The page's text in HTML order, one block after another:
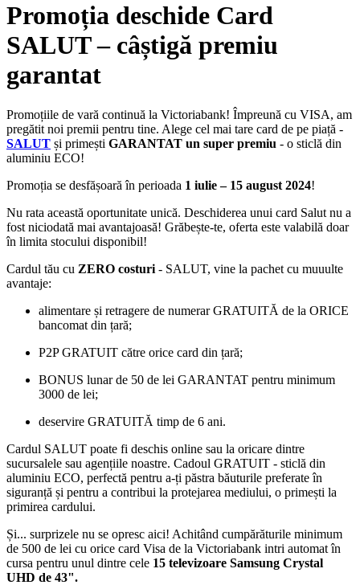
Promoția deschide Card
SALUT – câștigă premiu
garantat
Promoțiile de vară continuă la Victoriabank! Împreună cu VISA, am
pregătit noi premii pentru tine. Alege cel mai tare card de pe piață -
SALUT și primești GARANTAT un super premiu - o sticlă din
aluminiu ECO!
Promoția se desfășoară în perioada 1 iulie – 15 august 2024!
Nu rata această oportunitate unică. Deschiderea unui card Salut nu a
fost niciodată mai avantajoasă! Grăbește-te, oferta este valabilă doar
în limita stocului disponibil!
Cardul tău cu ZERO costuri - SALUT, vine la pachet cu muuulte
avantaje:
alimentare și retragere de numerar GRATUITĂ de la ORICE
bancomat din țară;
P2P GRATUIT către orice card din țară;
BONUS lunar de 50 de lei GARANTAT pentru minimum
3000 de lei;
deservire GRATUITĂ timp de 6 ani.
Cardul SALUT poate fi deschis online sau la oricare dintre
sucursalele sau agențiile noastre. Cadoul GRATUIT - sticlă din
aluminiu ECO, perfectă pentru a-ți păstra băuturile preferate în
siguranță și pentru a contribui la protejarea mediului, o primești la
primirea cardului.
Și... surprizele nu se opresc aici! Achitând cumpărăturile minimum
de 500 de lei cu orice card Visa de la Victoriabank intri automat în
cursa pentru unul dintre cele 15 televizoare Samsung Crystal
UHD de 43".